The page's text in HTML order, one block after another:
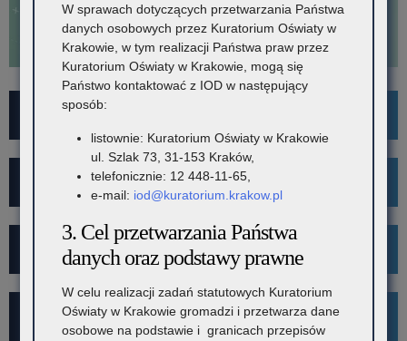
For Foreigners
Wykaz szkół i placówek
Rekrutacja
Mediacje
W sprawach dotyczących przetwarzania Państwa
danych osobowych przez Kuratorium Oświaty w
Krakowie, w tym realizacji Państwa praw przez
Kuratorium Oświaty w Krakowie, mogą się
Państwo kontaktować z IOD w następujący
sposób:
listownie: Kuratorium Oświaty w Krakowie
ul. Szlak 73, 31-153 Kraków,
telefonicznie: 12 448-11-65,
e-mail: iod@kuratorium.krakow.pl
3. Cel przetwarzania Państwa
danych oraz podstawy prawne
W celu realizacji zadań statutowych Kuratorium
Oświaty w Krakowie gromadzi i przetwarza dane
osobowe na podstawie i granicach przepisów